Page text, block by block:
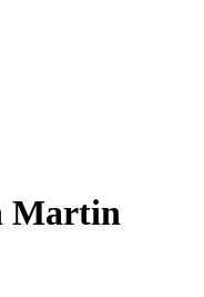
Martin